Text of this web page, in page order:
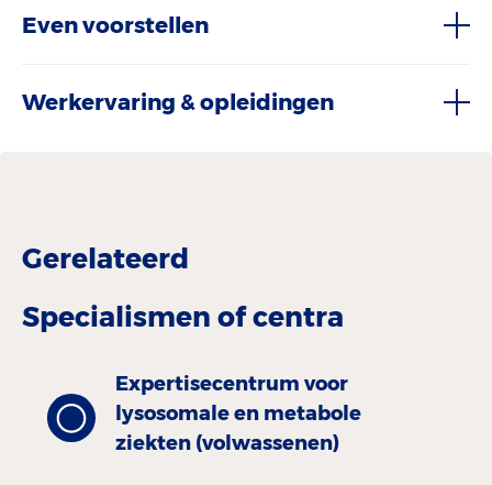
Even voorstellen
Werkervaring & opleidingen
Gerelateerd
Specialismen of centra
Expertisecentrum voor
lysosomale en metabole
ziekten (volwassenen)